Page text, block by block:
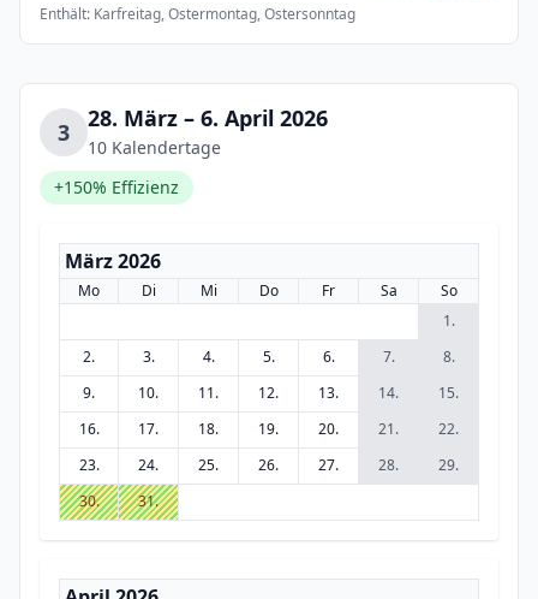
Enthält: Karfreitag, Ostermontag, Ostersonntag
3 28. März – 6. April 2026
10 Kalendertage
+150% Effizienz
März 2026
Mo Di Mi Do Fr Sa
So
1.
2.
3. 4. 5. 6. 7.
8.
9.
10. 11. 12. 13. 14.
15.
16.
17. 18. 19. 20. 21.
22.
23.
24. 25. 26. 27. 28.
29.
30.
31.